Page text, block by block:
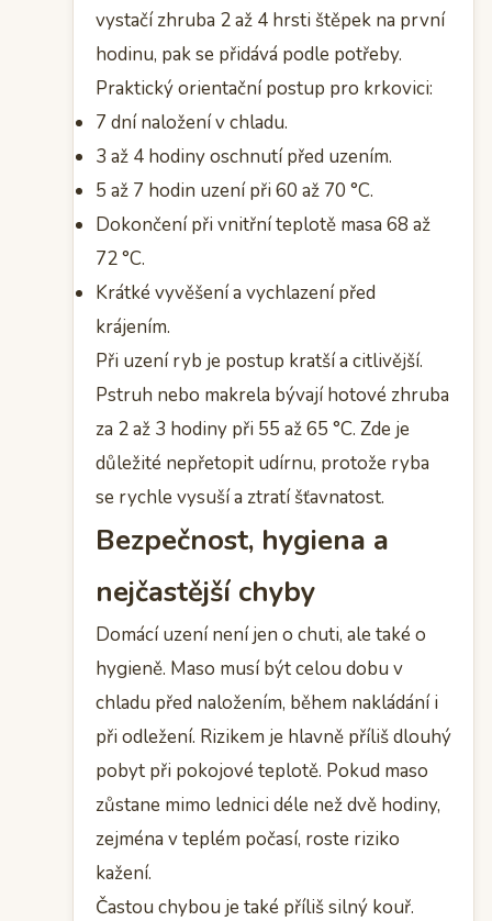
vystačí zhruba 2 až 4 hrsti štěpek na první
hodinu, pak se přidává podle potřeby.
Praktický orientační postup pro krkovici:
7 dní naložení v chladu.
3 až 4 hodiny oschnutí před uzením.
5 až 7 hodin uzení při 60 až 70 °C.
Dokončení při vnitřní teplotě masa 68 až
72 °C.
Krátké vyvěšení a vychlazení před
krájením.
Při uzení ryb je postup kratší a citlivější.
Pstruh nebo makrela bývají hotové zhruba
za 2 až 3 hodiny při 55 až 65 °C. Zde je
důležité nepřetopit udírnu, protože ryba
se rychle vysuší a ztratí šťavnatost.
Bezpečnost, hygiena a
nejčastější chyby
Domácí uzení není jen o chuti, ale také o
hygieně. Maso musí být celou dobu v
chladu před naložením, během nakládání i
při odležení. Rizikem je hlavně příliš dlouhý
pobyt při pokojové teplotě. Pokud maso
zůstane mimo lednici déle než dvě hodiny,
zejména v teplém počasí, roste riziko
kažení.
Častou chybou je také příliš silný kouř.